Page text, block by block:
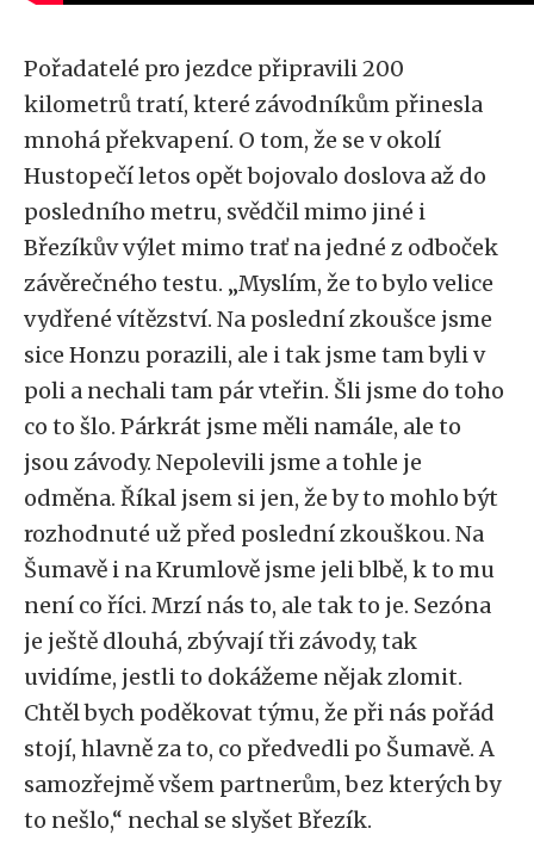
Pořadatelé pro jezdce připravili 200
kilometrů tratí, které závodníkům přinesla
mnohá překvapení. O tom, že se v okolí
Hustopečí letos opět bojovalo doslova až do
posledního metru, svědčil mimo jiné i
Březíkův výlet mimo trať na jedné z odboček
závěrečného testu. „Myslím, že to bylo velice
vydřené vítězství. Na poslední zkoušce jsme
sice Honzu porazili, ale i tak jsme tam byli v
poli a nechali tam pár vteřin. Šli jsme do toho
co to šlo. Párkrát jsme měli namále, ale to
jsou závody. Nepolevili jsme a tohle je
odměna. Říkal jsem si jen, že by to mohlo být
rozhodnuté už před poslední zkouškou. Na
Šumavě i na Krumlově jsme jeli blbě, k to mu
není co říci. Mrzí nás to, ale tak to je. Sezóna
je ještě dlouhá, zbývají tři závody, tak
uvidíme, jestli to dokážeme nějak zlomit.
Chtěl bych poděkovat týmu, že při nás pořád
stojí, hlavně za to, co předvedli po Šumavě. A
samozřejmě všem partnerům, bez kterých by
to nešlo,“ nechal se slyšet Březík.